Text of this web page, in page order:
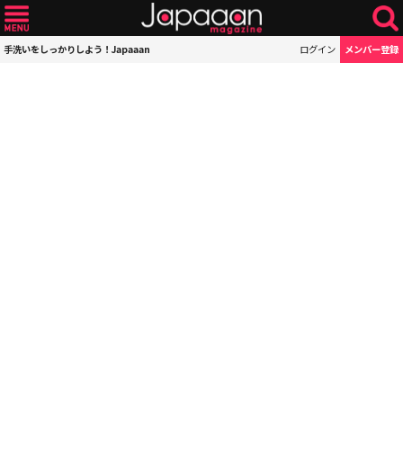
手洗いをしっかりしよう！Japaaan ログイン メンバー登録